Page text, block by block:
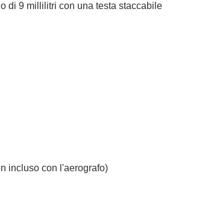
di 9 millilitri con una testa staccabile
incluso con l'aerografo)